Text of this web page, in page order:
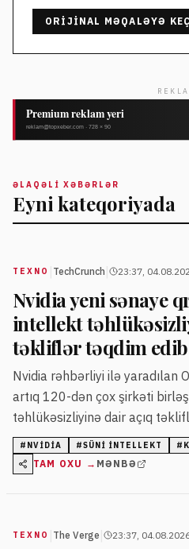
ORIJINAL MƏQALƏYƏ KEÇ
ƏLAQƏLI XƏBƏRLƏR
Eyni kateqoriyada
TEXNO TechCrunch 23:37,
Nvidia yeni sənaye
intellekt
təkliflər təqdim edib
Nvidia rəhbərliyi ilə yaradılan
artıq 120-dən çox şirkəti
təhlükəsizliyinə dair açıq
edib. Qrup üzvləri arasında
nəhənglər var, lakin Anthropic,
iştirak etmir.
# NVIDIA #SÜNI INTELLEKT #
TAM OXU → MƏNBƏ
TEXNO The Verge 23:37,